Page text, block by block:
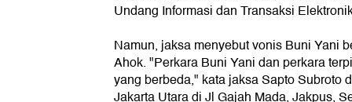
Undang Informasi dan Transaksi
Namun, jaksa menyebut vonis Buni Yani
Ahok. "Perkara Buni Yani dan perkara
yang berbeda," kata jaksa Sapto Subroto
Jakarta Utara di Jl Gajah Mada, Jakpus,